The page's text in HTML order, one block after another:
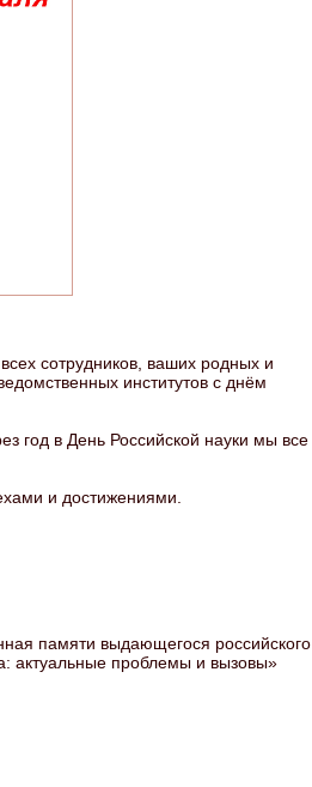
сотрудников, ваших родных и
институтов с днём
год в День Российской науки мы все
и достижениями.
памяти выдающегося российского
актуальные проблемы и вызовы»